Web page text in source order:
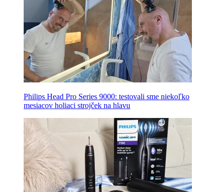
Philips Head Pro Series 9000: testovali sme niekoľko
mesiacov holiaci strojček na hlavu